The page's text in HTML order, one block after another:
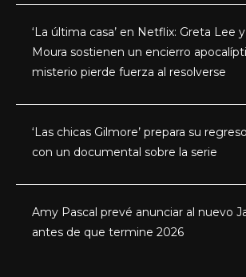
‘La última casa’ en Netflix: Greta Lee
Moura sostienen un encierro
misterio pierde fuerza al resolverse
‘Las chicas Gilmore’ prepara su
con un documental sobre la serie
Amy Pascal prevé anunciar al nuevo
antes de que termine 2026